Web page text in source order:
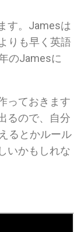
す。Jamesは
りも早く英語
のJamesに
っておきます
るので、自分
るとかルール
いかもしれな